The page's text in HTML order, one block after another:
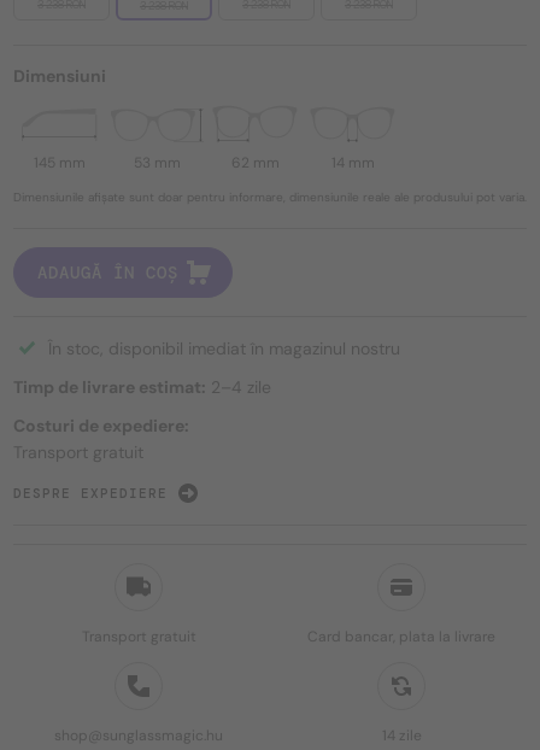
Transport gratuit Card bancar, plata la livrare
shop@sunglassmagic.hu
14 zile
Dimensiuni
145 mm 53 mm 62 mm 14 mm
Dimensiunile afișate sunt doar pentru informare, dimensiunile reale ale produsului pot varia.
ADAUGĂ ÎN COȘ
În stoc, disponibil imediat în magazinul nostru
Timp de livrare estimat: 2–4 zile
Costuri de expediere:
Transport gratuit
DESPRE EXPEDIERE